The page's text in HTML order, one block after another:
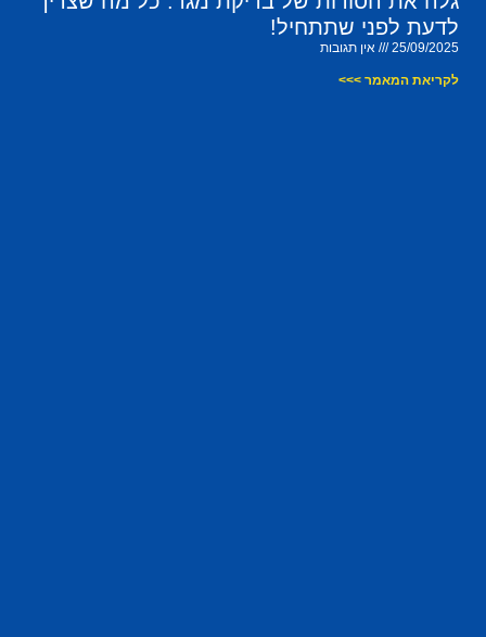
לדעת לפני שתתחיל!
25/09/2025 אין תגובות
לקריאת המאמר >>>